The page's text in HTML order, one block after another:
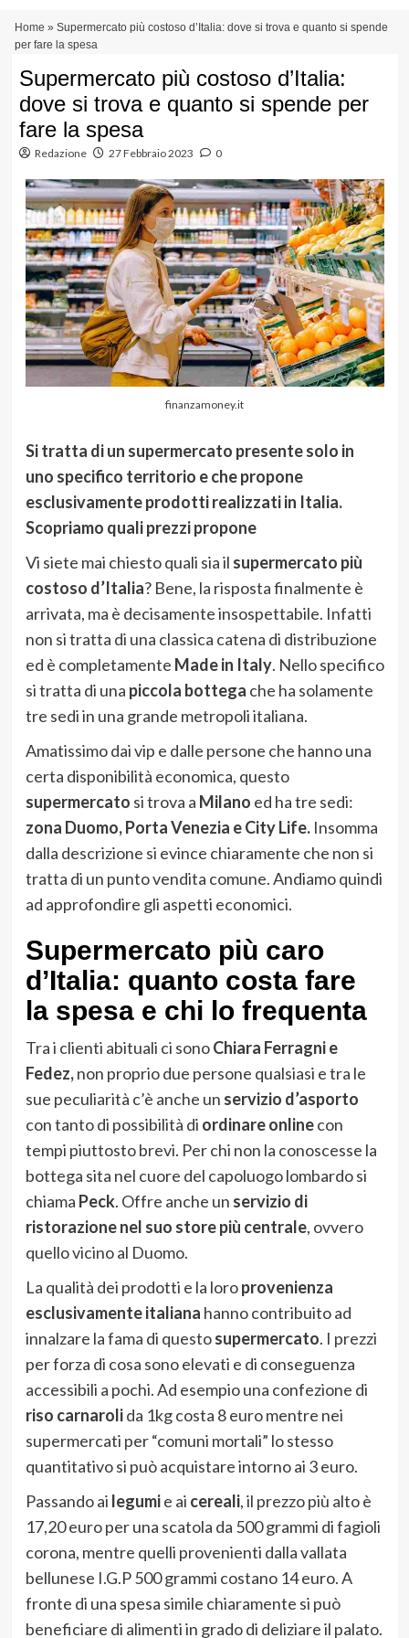
contenuto
principale
Home » Supermercato più costoso d’Italia: dove si trova e quanto si spende
per fare la spesa
Supermercato più costoso d’Italia:
dove si trova e quanto si spende per
fare la spesa
Redazione 27 Febbraio 2023 0
finanzamoney.it
Si tratta di un supermercato presente solo in
uno specifico territorio e che propone
esclusivamente prodotti realizzati in Italia.
Scopriamo quali prezzi propone
Vi siete mai chiesto quali sia il supermercato più
costoso d’Italia? Bene, la risposta finalmente è
arrivata, ma è decisamente insospettabile. Infatti
non si tratta di una classica catena di distribuzione
ed è completamente Made in Italy. Nello specifico
si tratta di una piccola bottega che ha solamente
tre sedi in una grande metropoli italiana.
Amatissimo dai vip e dalle persone che hanno una
certa disponibilità economica, questo
supermercato si trova a Milano ed ha tre sedi:
zona Duomo, Porta Venezia e City Life.Insomma
dalla descrizione si evince chiaramente che non si
tratta di un punto vendita comune. Andiamo quindi
ad approfondire gli aspetti economici.
Supermercato più caro
d’Italia: quanto costa fare
la spesa e chi lo frequenta
Tra i clienti abituali ci sonoChiara Ferragni e
Fedez,non proprio due persone qualsiasi e tra le
sue peculiarità c’è anche un servizio d’asporto
con tanto di possibilità di ordinare onlinecon
tempi piuttosto brevi. Per chi non la conoscesse la
bottega sita nel cuore del capoluogo lombardo si
chiama Peck. Offre anche un servizio di
ristorazione nel suo store più centrale, ovvero
quello vicino al Duomo.
La qualità dei prodotti e la loroprovenienza
esclusivamente italiana hanno contribuito ad
innalzare la fama di questosupermercato. I prezzi
per forza di cosa sono elevati e di conseguenza
accessibili a pochi. Ad esempio una confezione di
riso carnarolida 1kg costa 8 euro mentre nei
supermercati per “comuni mortali” lo stesso
quantitativo si può acquistare intorno ai 3 euro.
Passando ai legumie ai cereali, il prezzo più alto è
17,20 euro per una scatola da 500 grammi di fagioli
corona, mentre quelli provenienti dalla vallata
bellunese I.G.P 500 grammi costano 14 euro. A
fronte di una spesa simile chiaramente si può
beneficiare di alimenti in grado di deliziare il palato.